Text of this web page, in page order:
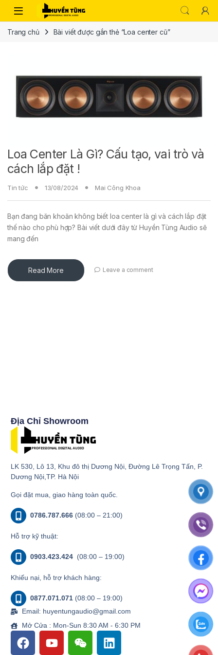
Trang chủ Bài viết được gắn thẻ “Loa center cũ”
Loa Center Là Gì? Cấu tạo, vai trò và
cách lắp đặt !
Tin tức 13/08/2024 Mai Công Khoa
Bạn đang băn khoăn không biết loa center là gì và cách lắp đặt
thế nào cho phù hợp? Bài viết dưới đây từ Huyền Tùng Audio sẽ
mang đến
Read More Leave a comment
Địa Chỉ Showroom
LK 530, Lô 13, Khu đô thị Dương Nội, Đường Lê Trọng Tấn, P.
Dương Nội,TP. Hà Nội
Gọi đặt mua, giao hàng toàn quốc.
0786.787.666 (08:00 – 21:00)
Hỗ trợ kỹ thuật:
0903.423.424 (08:00 – 19:00)
Khiếu nại, hỗ trợ khách hàng:
0877.071.071 (08:00 – 19:00)
Email: huyentungaudio@gmail.com
Mở Cửa : Mon-Sun 8:30 AM - 6:30 PM